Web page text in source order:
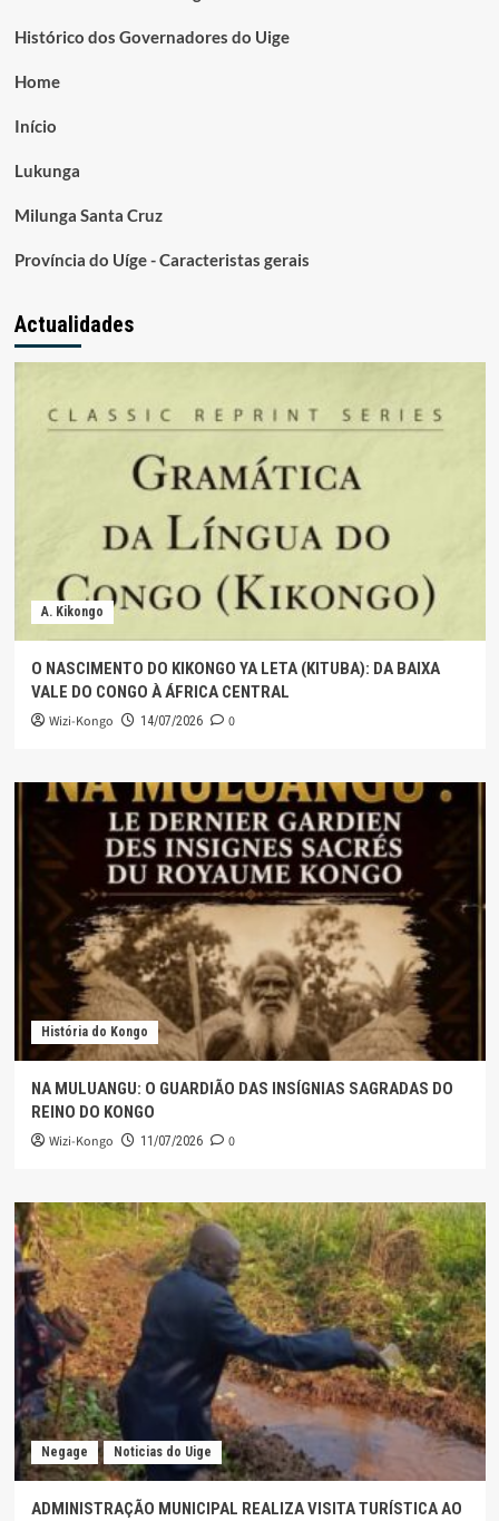
Histórico dos Governadores do Uige
Home
Início
Lukunga
Milunga Santa Cruz
Província do Uíge - Caracteristas gerais
Actualidades
A. Kikongo
O NASCIMENTO DO KIKONGO YA LETA (KITUBA): DA BAIXA
VALE DO CONGO À ÁFRICA CENTRAL
Wizi-Kongo 14/07/2026 0
História do Kongo
NA MULUANGU: O GUARDIÃO DAS INSÍGNIAS SAGRADAS DO
REINO DO KONGO
Wizi-Kongo 11/07/2026 0
Negage Noticias do Uige
ADMINISTRAÇÃO MUNICIPAL REALIZA VISITA TURÍSTICA AO